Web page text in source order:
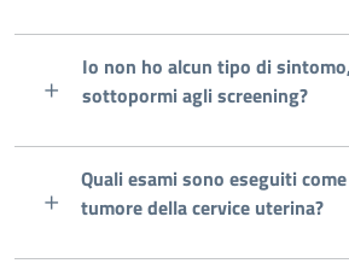
Io non ho alcun tipo di
sottopormi agli screening?
Quali esami sono eseguiti
tumore della cervice uterina?